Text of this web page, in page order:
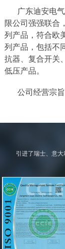
广东迪安电
限公司强强联合
列产品，符合欧
列产品，包括不
抗器、复合开关
低压产品。
公司经营宗
引进了瑞士、意